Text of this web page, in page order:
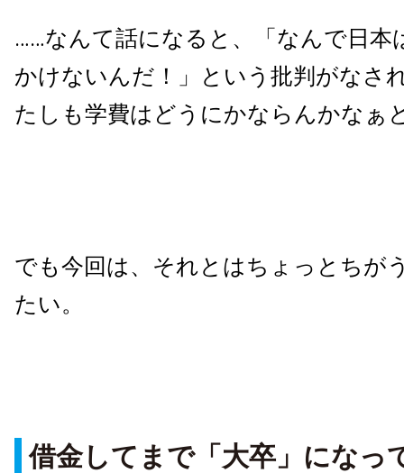
……なんて話になると、「なんで日本
かけないんだ！」という批判がなさ
たしも学費はどうにかならんかなぁ
でも今回は、それとはちょっとちが
たい。
借金してまで「大卒」になっ